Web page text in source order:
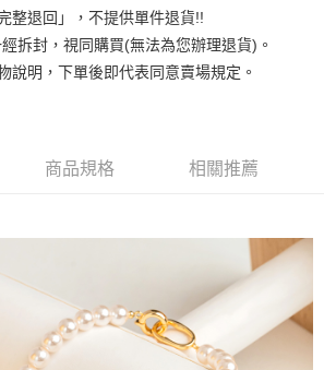
永豐商業銀行
星展（台灣）商業銀行
供，台灣大哥大用戶可立即使用無須另外申請。
你分期」，訂單成立後會自動跳轉到大哥付的交易
數及費用金額請依後續交易確認頁面所載為準。
未前往確認交易或遇審核未通過，訂單將自動取
通過狀況，表示未達大哥付你分期系統評分，恕無
，「大哥付你分期」於每月結算日後寄送繳費提
到商品之後才付款」的支付方式。 讓您購物簡單
、不需綁卡、不需儲值。
簡訊認證，即可結帳。
服務後，再付款。
帳流程】
含以上)免運費
整退回」，不提供單件退貨!!
拆封，視同購買(無法為您辦理退貨)。
說明，下單後即代表同意賣場規定。
商品規格 相關推薦